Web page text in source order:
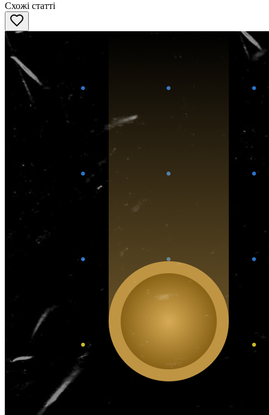
Схожі статті